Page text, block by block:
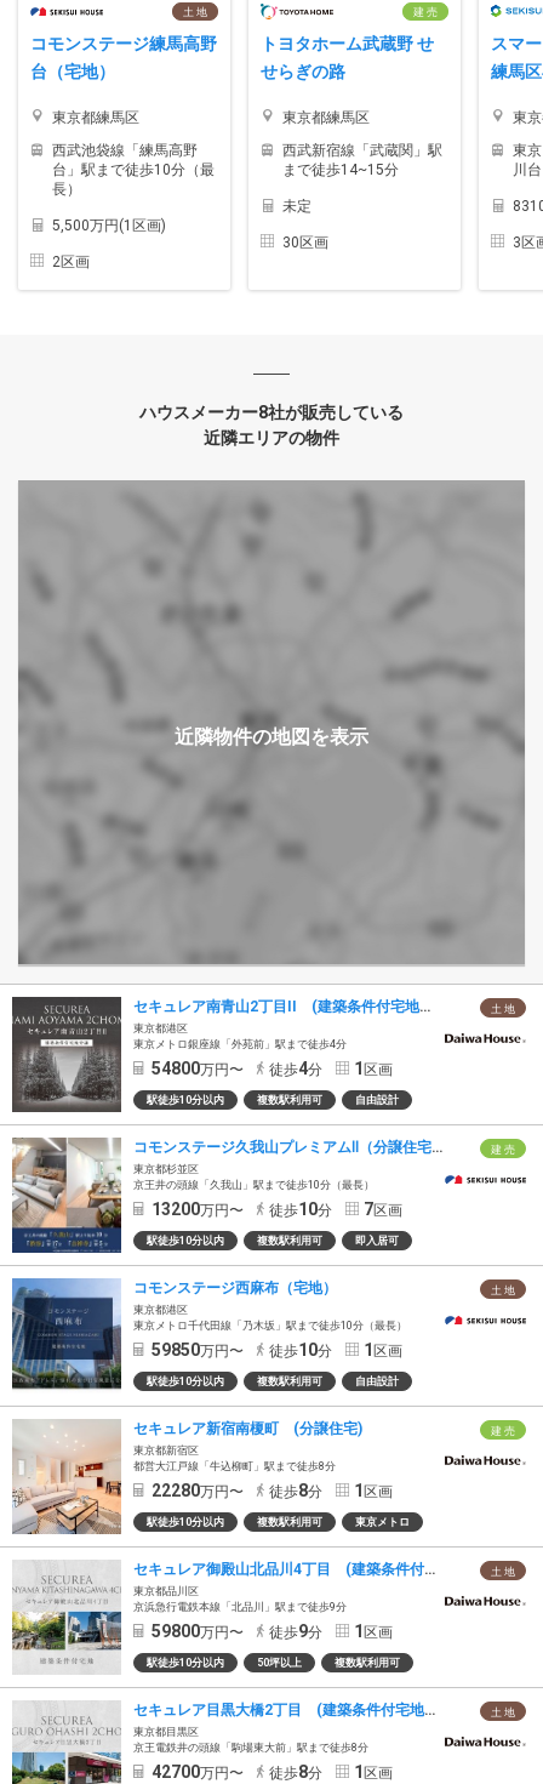
土 地
コモンステージ練馬高野
台（宅地）
東京都練馬区
西武池袋線「練馬高野
台」駅まで徒歩10分（最
長）
5,500万円(1区画)
2区画
建 売
トヨタホーム武蔵野 せ
せらぎの路
東京都練馬区
西武新宿線「武蔵関」駅
まで徒歩14~15分
未定
30区画
スマ
練馬
東
東
川
3区
ハウスメーカー8社が販売している
近隣エリアの物件
土 地
セキュレア南青山2丁目II (建築条件付宅地分譲)
東京都港区
東京メトロ銀座線「外苑前」駅まで徒歩4分
54800万円〜 徒歩4分 1 区画
駅徒歩10分以内 複数駅利用可 自由設計
建 売
コモンステージ久我山プレミアムⅡ（分譲住宅）
東京都杉並区
京王井の頭線「久我山」駅まで徒歩10分（最長）
13200万円〜 徒歩10分 7区画
駅徒歩10分以内 複数駅利用可 即入居可
土 地
コモンステージ西麻布（宅地）
東京都港区
東京メトロ千代田線「乃木坂」駅まで徒歩10分（最長）
59850万円〜 徒歩10分 1 区画
駅徒歩10分以内 複数駅利用可 自由設計
建 売
セキュレア新宿南榎町 (分譲住宅)
東京都新宿区
都営大江戸線「牛込柳町」駅まで徒歩8分
22280万円〜 徒歩8分 1 区画
駅徒歩10分以内 複数駅利用可 東京メトロ
土 地
セキュレア御殿山北品川4丁目 (建築条件付宅地分譲)
東京都品川区
京浜急行電鉄本線「北品川」駅まで徒歩9分
59800万円〜 徒歩9分 1 区画
駅徒歩10分以内 50坪以上 複数駅利用可
土 地
セキュレア目黒大橋2丁目 (建築条件付宅地分譲)
東京都目黒区
京王電鉄井の頭線「駒場東大前」駅まで徒歩8分
42700万円〜 徒歩8分 1 区画